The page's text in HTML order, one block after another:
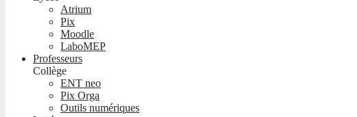
Atrium
Pix
Moodle
LaboMEP
Professeurs
Collège
ENT neo
Pix Orga
Outils numériques